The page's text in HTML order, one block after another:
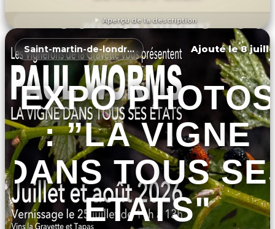
Aperçu de la description
DÉCOUVRIR L'ÉVÉNEMENT
Saint-martin-de-londres Ajouté le 8
EXPO PHOTOS
: ”LA VIGNE
DANS TOUS
ETATS"